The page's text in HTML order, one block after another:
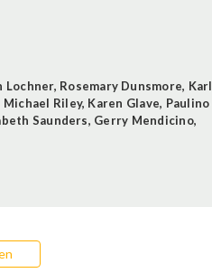
Lochner, Rosemary Dunsmore, Karl
Michael Riley, Karen Glave, Paulino
Saunders, Gerry Mendicino,